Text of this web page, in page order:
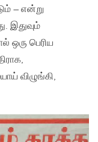
– என்று
இதுவும்
ஒரு பெரிய
விழுங்கி,